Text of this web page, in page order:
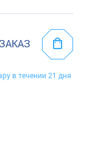
в течении 21 дня